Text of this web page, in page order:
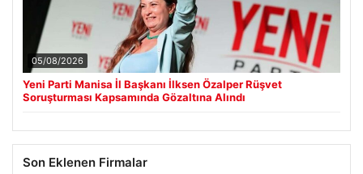
05/08/2026
Yeni Parti Manisa İl Başkanı İlksen Özalper Rüşvet
Soruşturması Kapsamında Gözaltına Alındı
Son Eklenen Firmalar